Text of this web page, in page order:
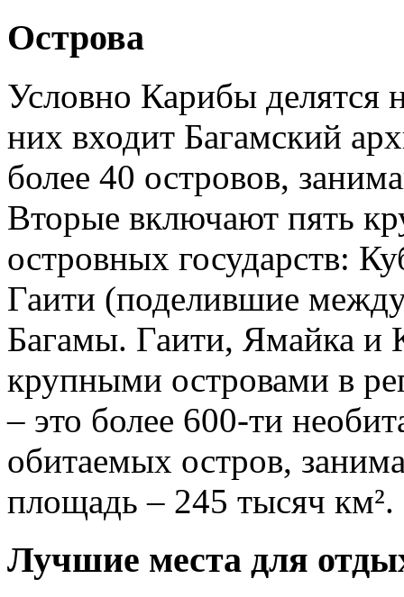
Острова
Условно Карибы делятся
них входит Багамский
более 40 островов,
Вторые включают пять
островных государств:
Гаити (поделившие
Багамы. Гаити, Ямайка и
крупными островами в
– это более 600-ти
обитаемых остров,
площадь – 245 тысяч км².
Лучшие места для